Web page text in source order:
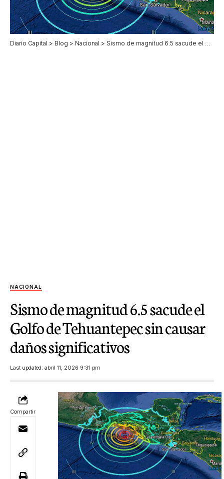
Diario Capital > Blog > Nacional > Sismo de magnitud 6.5 sacude el Golfo de Tehuantepec sin causar daños significativos
NACIONAL
Sismo de magnitud 6.5 sacude el
Golfo de Tehuantepec sin causar
daños significativos
Last updated: abril 11, 2026 9:31 pm
Compartir